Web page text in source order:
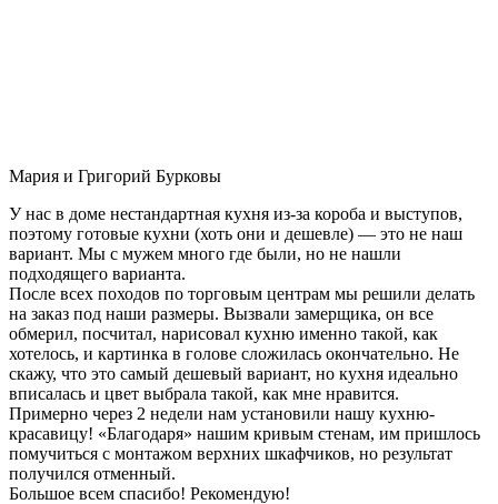
Мария и Григорий Бурковы
У нас в доме нестандартная кухня из-за короба и выступов,
поэтому готовые кухни (хоть они и дешевле) — это не наш
вариант. Мы с мужем много где были, но не нашли
подходящего варианта.
После всех походов по торговым центрам мы решили делать
на заказ под наши размеры. Вызвали замерщика, он все
обмерил, посчитал, нарисовал кухню именно такой, как
хотелось, и картинка в голове сложилась окончательно. Не
скажу, что это самый дешевый вариант, но кухня идеально
вписалась и цвет выбрала такой, как мне нравится.
Примерно через 2 недели нам установили нашу кухню-
красавицу! «Благодаря» нашим кривым стенам, им пришлось
помучиться с монтажом верхних шкафчиков, но результат
получился отменный.
Большое всем спасибо! Рекомендую!